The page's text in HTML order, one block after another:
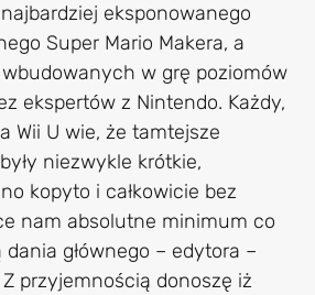
eksponowanego
Super Mario Makera, a
w grę poziomów
ekspertów z Nintendo. Każdy,
Wii U wie, że tamtejsze
niezwykle krótkie,
kopyto i całkowicie bez
nam absolutne minimum co
głównego – edytora –
przyjemnością donoszę iż